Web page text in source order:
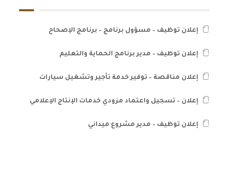
إعلان توظيف – مسؤول برنامج – برنامج الإصحاح
إعلان توظيف – مدير برنامج الحماية والتعليم
إعلان مناقصة – توفير خدمة تأجير وتشغيل سيارات
إعلان – تسجيل واعتماد مزودي خدمات الإنتاج الإعلامي
إعلان توظيف – مدير مشروع ميداني